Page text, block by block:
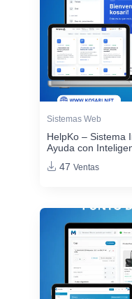
Sistemas Web
HelpKo – Sistema
Ayuda con
47 Ventas